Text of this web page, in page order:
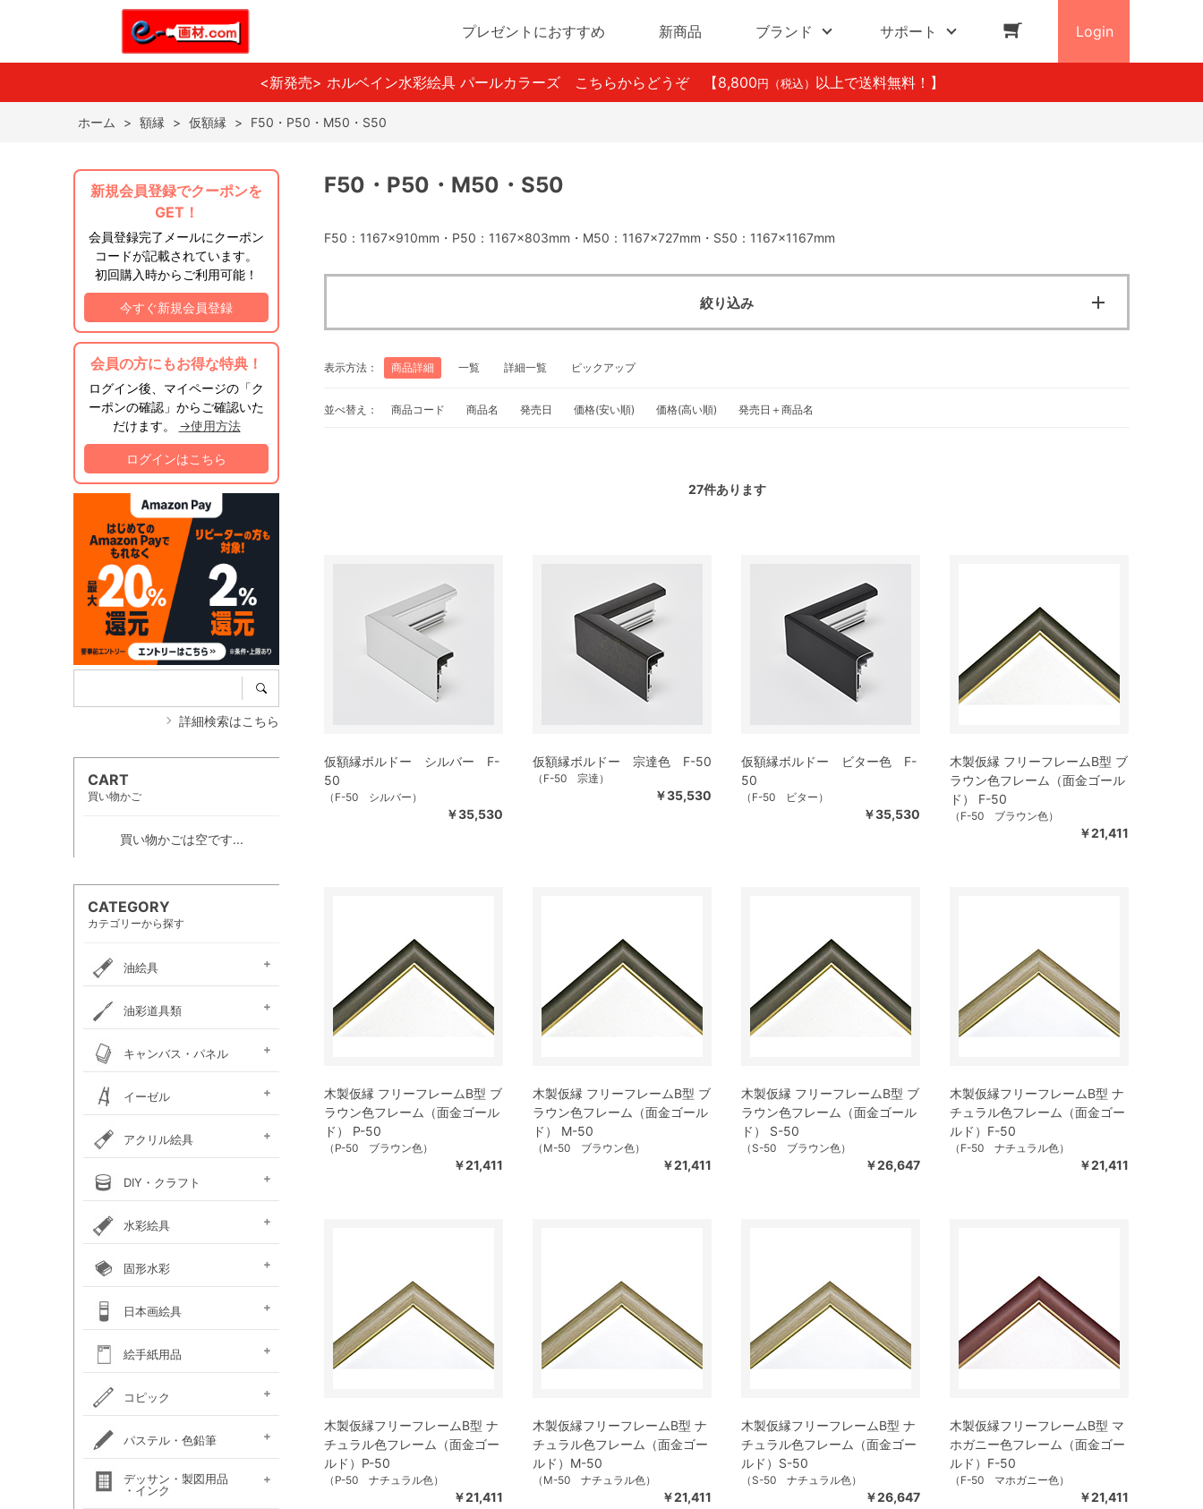
プレゼントにおすすめ 新商品 ブランド サポート Login
<新発売> ホルベイン水彩絵具 パールカラーズ こちらからどうぞ 【8,800 円（税込） 以上で送料無料！】
ホーム > 額縁 > 仮額縁 > F50・P50・M50・S50
新規会員登録でクーポンを
GET！
会員登録完了メールにクーポン
コードが記載されています。
初回購入時からご利用可能！
今すぐ新規会員登録
会員の方にもお得な特典！
ログイン後、マイページの「ク
ーポンの確認」からご確認いた
だけます。 →使用方法
ログインはこちら
詳細検索はこちら
CART
買い物かご
買い物かごは空です...
CATEGORY
カテゴリーから探す
油絵具
お勧めセット
アーチスト油絵具
DUO水可溶性油絵具
ヴェルネ 高品位油絵具
ホルベイン画用液
スタンダードオイルカラー
クサカベ・専門家用油絵具
ミノー油絵具
ギルド油絵具
ラスター油絵具
クサカベ画用液
マツダ・スーパー油絵具
マツダ画用液
オイルカラー AOC
W＆N画用液
レンブラント油絵具
ヴァンゴッホ油絵具
ターレンス油絵具
ターレンス画用液
ターナー・マチソン油絵具
ターナー画溶液
油彩道具類
ペインティングナイフ
ペインティングナイフ
イタリアンアートナイフ
ペンチングナイフ
パレットナイフ
カタリスト
パレット
チューブ絞り
キャンバス・パネル
張り上げキャンバス
ロールキャンバス
キャンバスボード
木枠
キャンバス張り用具
木製パネル・水貼りテープ
メタリックキャンバス
イーゼル
アトリエイーゼル
デッサンイーゼル
ディスプレイイーゼル
野外イーゼル
卓上イーゼル
イーゼルボックス
アトリエキャビネット
イーゼル用品
アクリル絵具
アクリルガッシュ絵具
ガッシュ専用メディウム
布えのぐ
ターナー・イベントカラー
絵具（レギュラー）
絵具（ソフト）
リキテックスベーシックス
リキテックスリキッド
リキテックスプライム
アクリリックプラス
リキテックスバイオベース
メディウム類
ホルベイン・アクリリック
カラー［ヘビーボディ］
アクリリックガッシュ
ホルベイン・メディウム類
ホルベイン・アクリリック
カラー ［フルイド］
ホルベイン・アクリリック
カラー ［インク］
ホルベイン・アクリリック
カラー ［イリデッセンス］
アクリリックカラー
アクリリックガッシュ
アムステルダム・アクリリ
ックカラー エキスパート
アムステルダム・アクリル
絵具メディウム／補助材
クサカベ・アキーラ
アキーラ ガッシュ
アキーラ専用 メディウ
ム
アクリル絵具廃液処理剤
ゴールデン ヘビーボデ
ィ
ゴールデン フルイド
ゴールデン ハイフロー
ゴールデン オープン
ゴールデン ソーフラッ
ト
ゴールデン メディウム
DIY・クラフト
ガラスペイント
ベトンペースト
布えのぐ
ステッチカラー
オーブン陶土
水彩絵具
セット
専門家用透明水彩絵具
ハルモニア分離水彩絵具
シングルピグメント
W＆N プロフェッショナル・
ウォーターカラー(PWC)
レンブラント水彩絵具
ゴールデン QoR(コア)
ホルベイン透明水彩絵具
絵具（ガッシュ）
メディウム・他
ダニエルスミス
ターナー・ポスターカラー
水彩道具類
マスク液
固形水彩
ウォーターカラー(PWC)
ウォーターカラー(CWC)
ホルベイン・ケーキカラー
ホルベイン・パンカラー
FINETEC(ファインテック)
ゴールデン QoR(コア)
パール固形水彩絵具
カラー固形水彩
固形透明水彩絵具
固形透明水彩絵具
プチカラー 透明固形水
彩
ダニエルスミス ハーフパ
ン
水彩道具類
日本画絵具
新岩絵具
天然岩絵具
ナカガワ水飛胡粉
吉祥水干絵具
吉祥チューブ水干絵具
吉祥 日本画用顔料
(糊剤・目止め剤)
金泥・銀泥・箔類
顔彩角皿
顔彩鉄鉢
墨彩画セット
日本画墨
日本画道具類
ナカガワ 日本画キット
呉竹 顔彩
絵手紙用品
絵手紙セット
フィス顔彩パレット
顔彩深美
絵手紙用
はがき・絵手紙帳
コピック
コピック スケッチ
コピック チャオ
コピック クラシック
コピック アクレア
ープラス
パステル・色鉛筆
パステルセット
（ハード）
パステルセット
（ソフト）
パンパステル
パステル鉛筆セット
オイルパステル・
クレパス・クレヨン
パステル・色鉛筆
関連用品
色鉛筆セット
水彩色鉛筆セット
チョークアート
デッサン・製図用品
・インク
F50・P50・M50・S50
F50：1167×910mm・P50：1167×803mm・M50：1167×727mm・S50：1167×1167mm
絞り込み
表示方法： 商品詳細 一覧 詳細一覧 ピックアップ
並べ替え： 商品コード 商品名 発売日 価格(安い順) 価格(高い順) 発売日＋商品名
27件あります
仮額縁ボルドー シルバー F-
50
（F-50 シルバー）
￥35,530
仮額縁ボルドー 宗達色 F-50
（F-50 宗達）
￥35,530
仮額縁ボルドー ビター色 F-
50
（F-50 ビター）
￥35,530
木製仮縁 フリーフレームB型 ブ
ラウン色フレーム（面金ゴール
ド） F-50
（F-50 ブラウン色）
￥21,411
木製仮縁 フリーフレームB型 ブ
ラウン色フレーム（面金ゴール
ド） P-50
（P-50 ブラウン色）
￥21,411
木製仮縁 フリーフレームB型 ブ
ラウン色フレーム（面金ゴール
ド） M-50
（M-50 ブラウン色）
￥21,411
木製仮縁 フリーフレームB型 ブ
ラウン色フレーム（面金ゴール
ド） S-50
（S-50 ブラウン色）
￥26,647
木製仮縁フリーフレームB型 ナ
チュラル色フレーム（面金ゴー
ルド）F-50
（F-50 ナチュラル色）
￥21,411
木製仮縁フリーフレームB型 ナ
チュラル色フレーム（面金ゴー
ルド）P-50
（P-50 ナチュラル色）
￥21,411
木製仮縁フリーフレームB型 ナ
チュラル色フレーム（面金ゴー
ルド）M-50
（M-50 ナチュラル色）
￥21,411
木製仮縁フリーフレームB型 ナ
チュラル色フレーム（面金ゴー
ルド）S-50
（S-50 ナチュラル色）
￥26,647
木製仮縁フリーフレームB型 マ
ホガニー色フレーム（面金ゴー
ルド）F-50
（F-50 マホガニー色）
￥21,411